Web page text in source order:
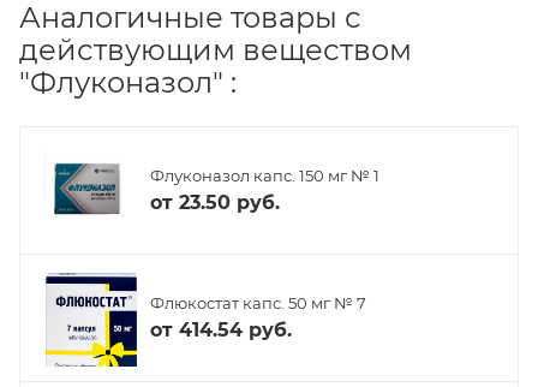
Аналогичные товары с
действующим веществом
"Флуконазол" :
Флуконазол капс. 150 мг № 1
от 23.50 руб.
Флюкостат капс. 50 мг № 7
от 414.54 руб.